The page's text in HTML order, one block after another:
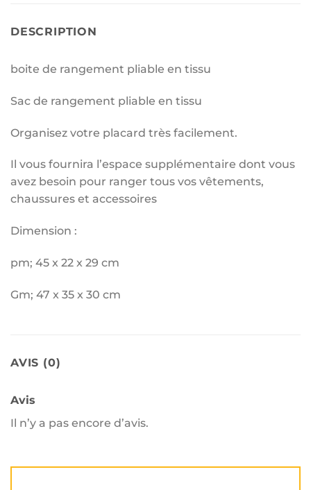
DESCRIPTION
boite de rangement pliable en tissu
Sac de rangement pliable en tissu
Organisez votre placard très facilement.
Il vous fournira l’espace supplémentaire dont vous
avez besoin pour ranger tous vos vêtements,
chaussures et accessoires
Dimension :
pm; 45 x 22 x 29 cm
Gm; 47 x 35 x 30 cm
AVIS (0)
Avis
Il n’y a pas encore d’avis.